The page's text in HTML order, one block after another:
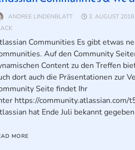
ANDREE LINDENBLATT 3. AUGUST 2018
Communities Es gibt etwas
Auf den Community
Content zu den Treffen
dort auch die Präsentationen zur
Seite findet Ihr
https://community.atlassian.com/
hat Ende Juli bekannt
MORE